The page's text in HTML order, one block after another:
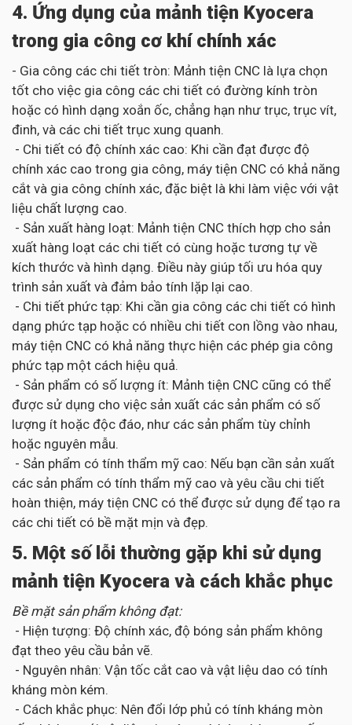
4. Ứng dụng của mảnh tiện Kyocera
trong gia công cơ khí chính xác
- Gia công các chi tiết tròn: Mảnh tiện CNC là lựa chọn
tốt cho việc gia công các chi tiết có đường kính tròn
hoặc có hình dạng xoắn ốc, chẳng hạn như trục, trục vít,
đinh, và các chi tiết trục xung quanh.
- Chi tiết có độ chính xác cao: Khi cần đạt được độ
chính xác cao trong gia công, máy tiện CNC có khả năng
cắt và gia công chính xác, đặc biệt là khi làm việc với vật
liệu chất lượng cao.
- Sản xuất hàng loạt: Mảnh tiện CNC thích hợp cho sản
xuất hàng loạt các chi tiết có cùng hoặc tương tự về
kích thước và hình dạng. Điều này giúp tối ưu hóa quy
trình sản xuất và đảm bảo tính lặp lại cao.
- Chi tiết phức tạp: Khi cần gia công các chi tiết có hình
dạng phức tạp hoặc có nhiều chi tiết con lồng vào nhau,
máy tiện CNC có khả năng thực hiện các phép gia công
phức tạp một cách hiệu quả.
- Sản phẩm có số lượng ít: Mảnh tiện CNC cũng có thể
được sử dụng cho việc sản xuất các sản phẩm có số
lượng ít hoặc độc đáo, như các sản phẩm tùy chỉnh
hoặc nguyên mẫu.
- Sản phẩm có tính thẩm mỹ cao: Nếu bạn cần sản xuất
các sản phẩm có tính thẩm mỹ cao và yêu cầu chi tiết
hoàn thiện, máy tiện CNC có thể được sử dụng để tạo ra
các chi tiết có bề mặt mịn và đẹp.
5. Một số lỗi thường gặp khi sử dụng
mảnh tiện Kyocera và cách khắc phục
Bề mặt sản phẩm không đạt:
- Hiện tượng: Độ chính xác, độ bóng sản phẩm không
đạt theo yêu cầu bản vẽ.
- Nguyên nhân: Vận tốc cắt cao và vật liệu dao có tính
kháng mòn kém.
- Cách khắc phục: Nên đổi lớp phủ có tính kháng mòn